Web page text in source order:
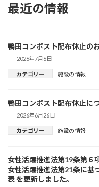
最近の情報
鴨田コンポスト配布休止の
2026年7月6日
カテゴリー 施設の情報
鴨田コンポスト配布休止に
2026年6月26日
カテゴリー 施設の情報
女性活躍推進法第19条第６
女性活躍推進法第21条に基
表 を更新しました。